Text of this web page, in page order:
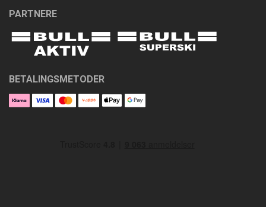
PARTNERE
BETALINGSMETODER